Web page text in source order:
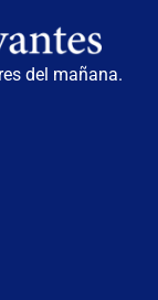
del mañana.